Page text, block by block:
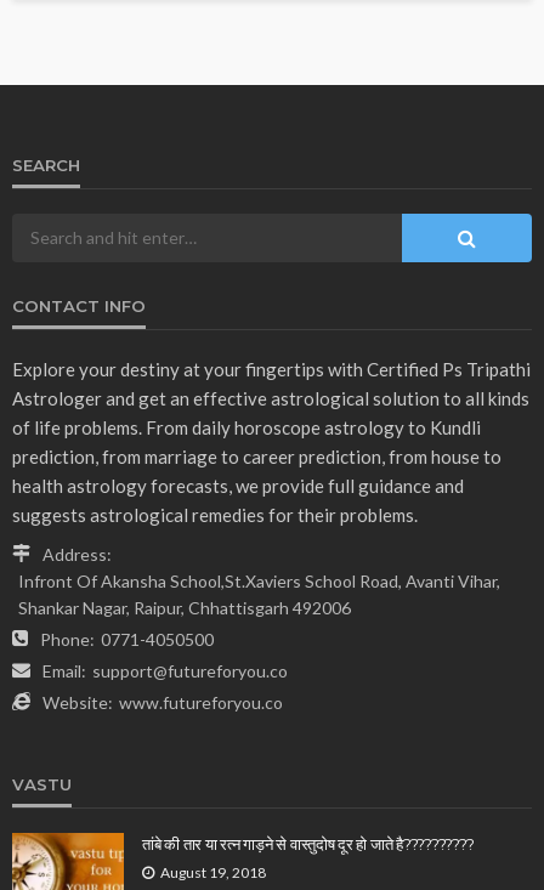
SEARCH
CONTACT INFO
Explore your destiny at your fingertips with Certified Ps Tripathi
Astrologer and get an effective astrological solution to all kinds
of life problems. From daily horoscope astrology to Kundli
prediction, from marriage to career prediction, from house to
health astrology forecasts, we provide full guidance and
suggests astrological remedies for their problems.
Address:
Infront Of Akansha School,St.Xaviers School Road, Avanti Vihar,
Shankar Nagar, Raipur, Chhattisgarh 492006
Phone: 0771-4050500
Email: support@futureforyou.co
Website: www.futureforyou.co
VASTU
तांबे की तार या रत्न गाड़ने से वास्तुदोष दूर हो जाते है??????????
August 19, 2018